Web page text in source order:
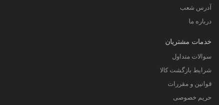
آدرس شعب
درباره ما
خدمات مشتریان
سوالات متداول
شرایط بازگشت کالا
قوانین و مقررات
حریم خصوصی